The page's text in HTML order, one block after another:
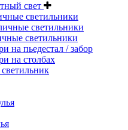
свет
светильники
светильники
светильники
на пьедестал / забор
на столбах